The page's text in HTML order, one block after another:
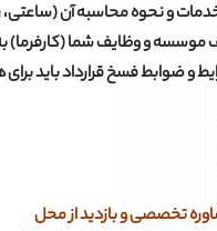
و نحوه محاسبه آن (ساعتی،
و وظایف شما (کارفرما)
و ضوابط فسخ قرارداد باید
تخصصی و بازدید از محل